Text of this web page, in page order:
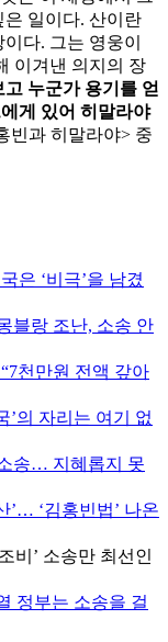
은 일이다. 산이란
다. 그는 영웅이
이겨낸 의지의 장
고 누군가 용기를 얻
게 있어 히말라야
빈과 히말라야> 중
은 ‘비극’을 남겼
블랑 조난, 소송 안
천만원 전액 갚아
의 자리는 여기 없
송… 지혜롭지 못
’… ‘김홍빈법’ 나온
비’ 소송만 최선인
정부는 소송을 걸